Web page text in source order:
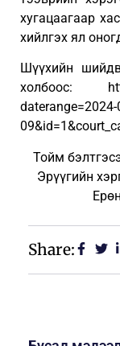
хугацаагаар
хийлгэх ял
Шүүхийн
холбоос:
daterange=2024-
Тойм
Эрүүгийн
Share: